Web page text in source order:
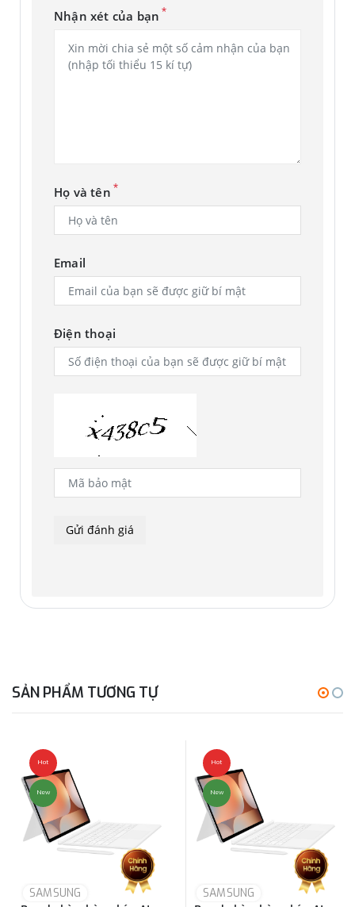
Nhận xét của bạn *
Họ và tên *
Email
Điện thoại
SẢN PHẨM TƯƠNG TỰ
Hot
New
SAMSUNG
Hot
New
SAMSUNG